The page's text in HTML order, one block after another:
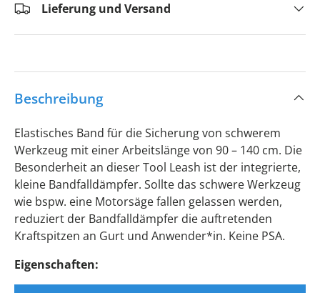
Lieferung und Versand
Beschreibung
Elastisches Band für die Sicherung von schwerem
Werkzeug mit einer Arbeitslänge von 90 – 140 cm. Die
Besonderheit an dieser Tool Leash ist der integrierte,
kleine Bandfalldämpfer. Sollte das schwere Werkzeug
wie bspw. eine Motorsäge fallen gelassen werden,
reduziert der Bandfalldämpfer die auftretenden
Kraftspitzen an Gurt und Anwender*in. Keine PSA.
Eigenschaften: